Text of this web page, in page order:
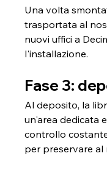
Una volta
trasportata al
nuovi uffici a
l'installazione.
Fase 3:
Al deposito, la
un'area dedicata
controllo
per preservare al